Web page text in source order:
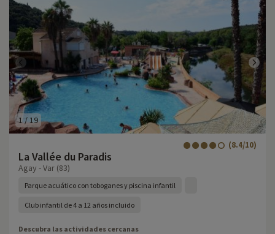
1 /19
La Vallée du Paradis
(8.4/10)
Agay - Var (83)
Parque acuático con toboganes y piscina infantil
Club infantil de 4 a 12 años incluido
Descubra las actividades cercanas